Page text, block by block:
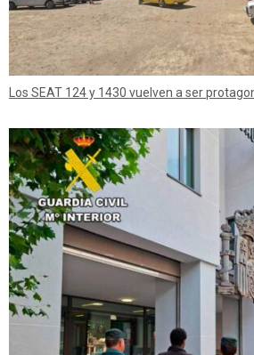
Los SEAT 124 y 1430 vuelven a ser